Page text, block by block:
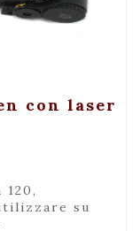
con laser
su